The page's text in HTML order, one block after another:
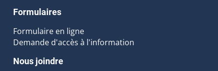
Formulaires
Formulaire en ligne
Demande d'accès à l'information
Nous joindre